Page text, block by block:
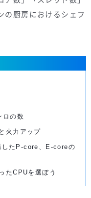
の厨房におけるシェフ
ロの数
火力アップ
したP-core、E-coreの
たCPUを選ぼう